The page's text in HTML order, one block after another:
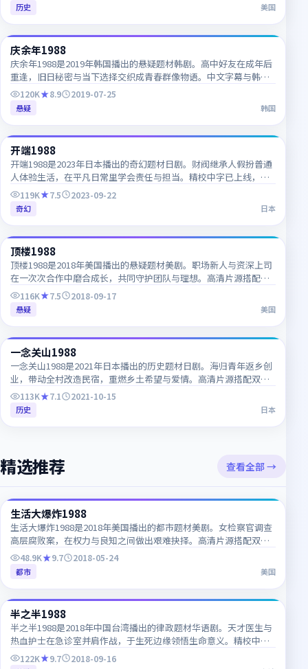
历史 美国
KR
庆余年1988
庆余年1988是2019年韩国播出的悬疑题材韩剧。高中好友在成年后
重逢，旧日秘密与当下选择交织成青春群像物语。中文字幕与韩语
原声同步更新，适合韩语学习者对照观看。
120K 8.9 2019-07-25
悬疑 韩国
JP
开端1988
开端1988是2023年日本播出的奇幻题材日剧。财阀继承人假扮普通
人体验生活，在平凡日常里学会责任与担当。精校中字已上线，韩
语对白细节一网打尽，推荐收藏追更。
119K 7.5 2023-09-22
奇幻 日本
CN
顶楼1988
顶楼1988是2018年美国播出的悬疑题材美剧。职场新人与资深上司
在一次次合作中磨合成长，共同守护团队与理想。高清片源搭配双
语字幕，追剧体验清晰流畅。
116K 7.5 2018-09-17
悬疑 美国
JP
一念关山1988
一念关山1988是2021年日本播出的历史题材日剧。海归青年返乡创
业，带动全村改造民宿，重燃乡土希望与爱情。高清片源搭配双语
字幕，追剧体验清晰流畅。
113K 7.1 2021-10-15
历史 日本
精选推荐 查看全部 →
CN
生活大爆炸1988
生活大爆炸1988是2018年美国播出的都市题材美剧。女检察官调查
高层腐败案，在权力与良知之间做出艰难抉择。高清片源搭配双语
字幕，追剧体验清晰流畅。
48.9K 9.7 2018-05-24
都市 美国
TW
半之半1988
半之半1988是2018年中国台湾播出的律政题材华语剧。天才医生与
热血护士在急诊室并肩作战，于生死边缘领悟生命意义。精校中字
已上线，韩语对白细节一网打尽，推荐收藏追更。
122K 9.7 2018-09-16